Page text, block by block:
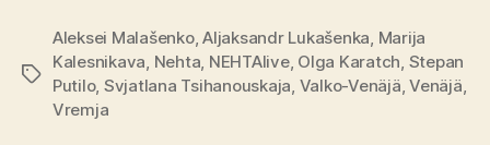
Avainsanat
Aleksei Malašenko,Aljaksandr Lukašenka Marija
Kalesnikava Nehta NEHTAlive, Olga Karatch Stepan
Putilo, Svjatlana Tsihanouskaja Valko-Venäjä ,Venäjä
Vremja